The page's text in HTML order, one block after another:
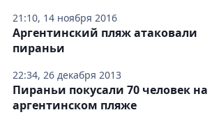
21:10, 14 ноября 2016
22:34, 26 декабря 2013
Аргентинский пляж атаковали
пираньи
Пираньи покусали 70 человек на
аргентинском пляже